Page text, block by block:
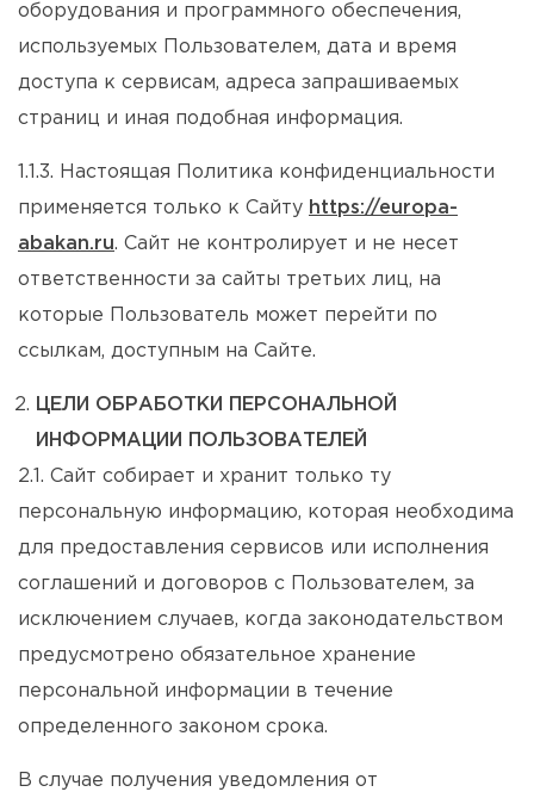
оборудования и программного обеспечения,
используемых Пользователем, дата и время
доступа к сервисам, адреса запрашиваемых
страниц и иная подобная информация.
1.1.3. Настоящая Политика конфиденциальности
применяется только к Сайту https://europa-
abakan.ru. Сайт не контролирует и не несет
ответственности за сайты третьих лиц, на
которые Пользователь может перейти по
ссылкам, доступным на Сайте.
ЦЕЛИ ОБРАБОТКИ ПЕРСОНАЛЬНОЙ
ИНФОРМАЦИИ ПОЛЬЗОВАТЕЛЕЙ
2.1. Сайт собирает и хранит только ту
персональную информацию, которая необходима
для предоставления сервисов или исполнения
соглашений и договоров с Пользователем, за
исключением случаев, когда законодательством
предусмотрено обязательное хранение
персональной информации в течение
определенного законом срока.
В случае получения уведомления от